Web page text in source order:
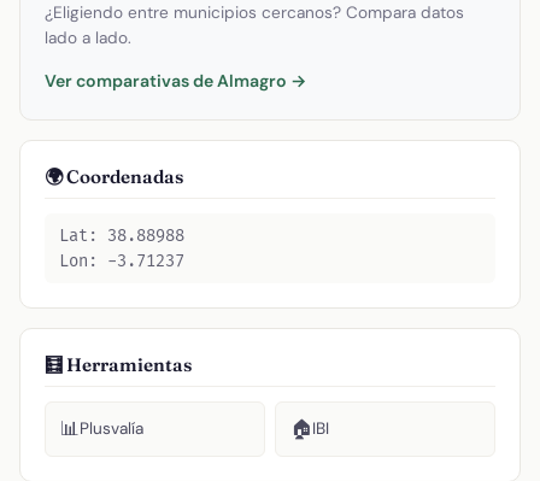
¿Eligiendo entre municipios cercanos? Compara datos
lado a lado.
Ver comparativas de Almagro →
🌍 Coordenadas
Lat: 38.88988
Lon: -3.71237
🧮 Herramientas
📊Plusvalía 🏠IBI